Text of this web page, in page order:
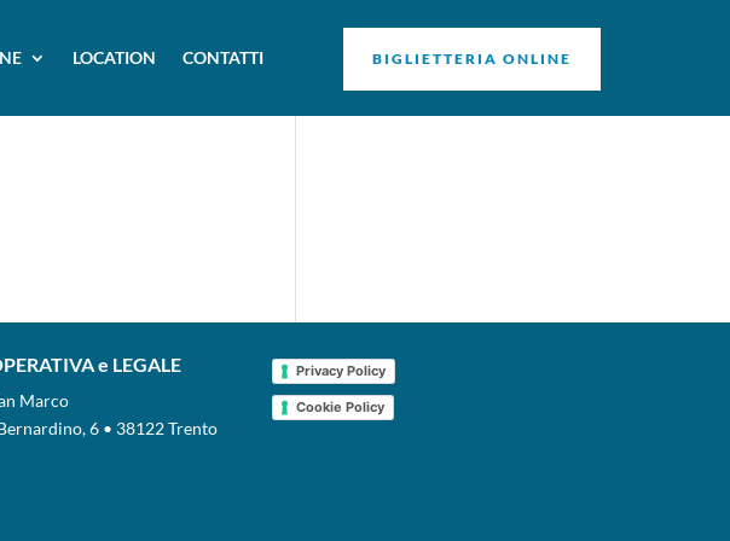
LOCATION CONTATTI BIGLIETTERIA ONLINE
e LEGALE
Marco
6 • 38122 Trento
Privacy Policy
Cookie Policy